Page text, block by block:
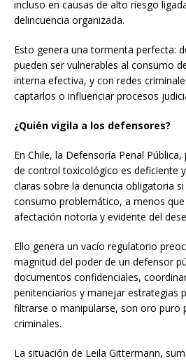
incluso en causas de alto riesgo
delincuencia organizada.
Esto genera una tormenta perfecta:
pueden ser vulnerables al consumo
interna efectiva, y con redes
captarlos o influenciar procesos
¿Quién vigila a los defensores?
En Chile, la Defensoría Penal
de control toxicológico es deficiente
claras sobre la denuncia obligatoria
consumo problemático, a menos
afectación notoria y evidente del
Ello genera un vacío regulatorio
magnitud del poder de un defensor
documentos confidenciales,
penitenciarios y manejar estrategias
filtrarse o manipularse, son oro puro
criminales.
La situación de Leila Gittermann,